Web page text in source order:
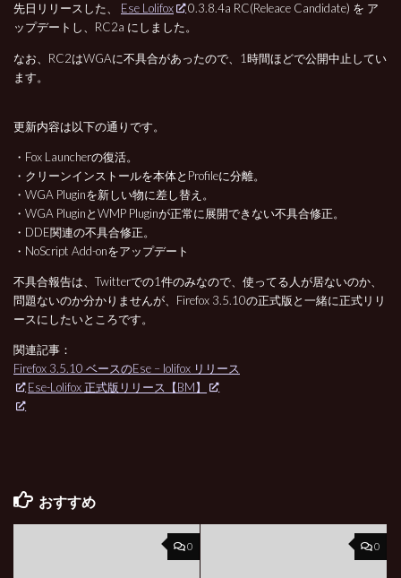
先日リリースした、 Ese Lolifox
0.3.8.4a RC(Releace Candidate) を ア
ップデートし、RC2a にしました。
なお、RC2はWGAに不具合があったので、1時間ほどで公開中止してい
ます。
更新内容は以下の通りです。
・Fox Launcherの復活。
・クリーンインストールを本体とProfileに分離。
・WGA Pluginを新しい物に差し替え。
・WGA PluginとWMP Pluginが正常に展開できない不具合修正。
・DDE関連の不具合修正。
・NoScript Add-onをアップデート
不具合報告は、Twitterでの1件のみなので、使ってる人が居ないのか、
問題ないのか分かりませんが、Firefox 3.5.10の正式版と一緒に正式リリ
ースにしたいところです。
関連記事：
Firefox 3.5.10 ベースのEse – lolifox リリース
Ese-Lolifox 正式版リリース【BM】
おすすめ
0 0